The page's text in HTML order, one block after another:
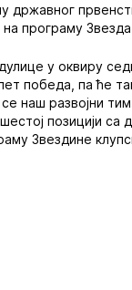
програму
у оквиру
победа, па ће
наш развојни
позицији
Звездине